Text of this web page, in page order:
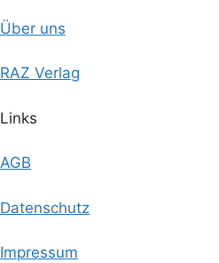
Über uns
RAZ Verlag
Links
AGB
Datenschutz
Impressum